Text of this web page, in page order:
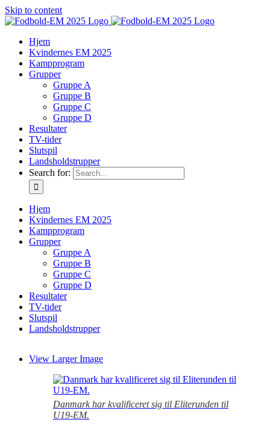
Skip to content
Hjem
Kvindernes EM 2025
Kampprogram
Grupper
Gruppe A
Gruppe B
Gruppe C
Gruppe D
Resultater
TV-tider
Slutspil
Landsholdstrupper
Search for:
Hjem
Kvindernes EM 2025
Kampprogram
Grupper
Gruppe A
Gruppe B
Gruppe C
Gruppe D
Resultater
TV-tider
Slutspil
Landsholdstrupper
View Larger Image
Danmark har kvalificeret sig til Eliterunden til
U19-EM.